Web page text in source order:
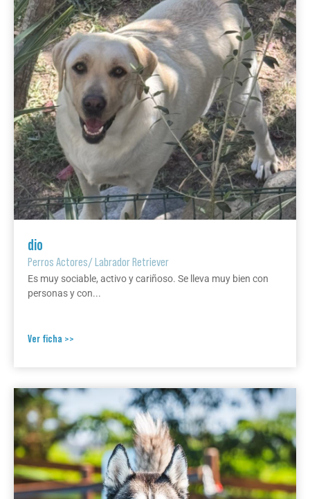
dio
Perros Actores/Labrador Retriever
Es muy sociable, activo y cariñoso. Se lleva muy bien con
personas y con...
Ver ficha >>